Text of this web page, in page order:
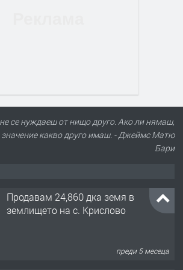
се нуждаеш от нищо друго. Ако ли нямаш,
значение какво друго имаш. - Джеймс Матю
Бари
Продавам 24,860 дка земя в
землището на с. Крислово
преди 5 месеца